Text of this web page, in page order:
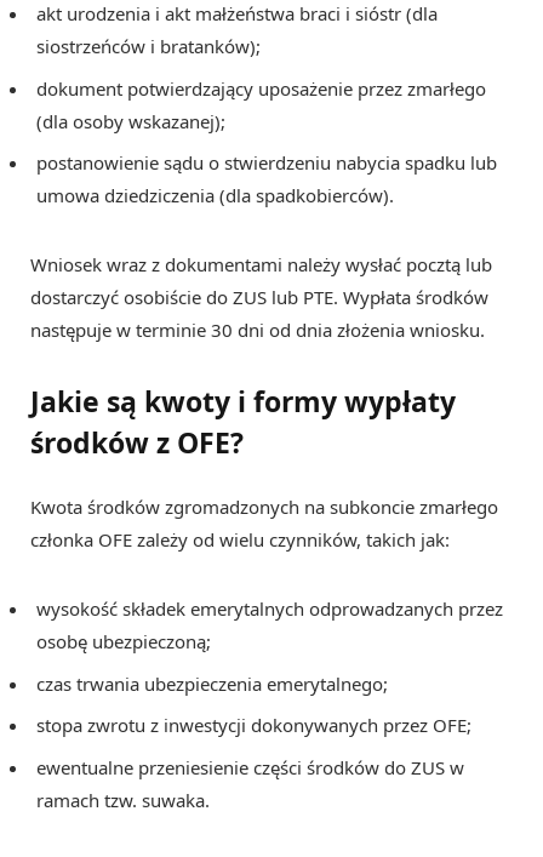
akt urodzenia i akt małżeństwa braci i sióstr (dla
siostrzeńców i bratanków);
dokument potwierdzający uposażenie przez zmarłego
(dla osoby wskazanej);
postanowienie sądu o stwierdzeniu nabycia spadku lub
umowa dziedziczenia (dla spadkobierców).
Wniosek wraz z dokumentami należy wysłać pocztą lub
dostarczyć osobiście do ZUS lub PTE. Wypłata środków
następuje w terminie 30 dni od dnia złożenia wniosku.
Jakie są kwoty i formy wypłaty
środków z OFE?
Kwota środków zgromadzonych na subkoncie zmarłego
członka OFE zależy od wielu czynników, takich jak:
wysokość składek emerytalnych odprowadzanych przez
osobę ubezpieczoną;
czas trwania ubezpieczenia emerytalnego;
stopa zwrotu z inwestycji dokonywanych przez OFE;
ewentualne przeniesienie części środków do ZUS w
ramach tzw. suwaka.